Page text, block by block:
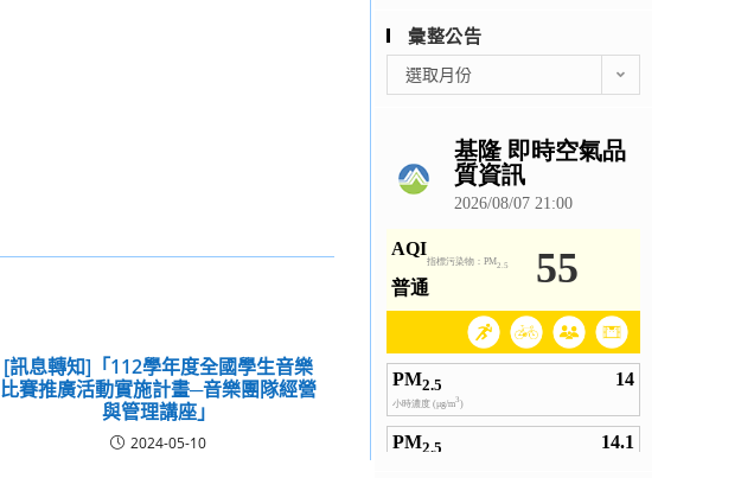
[訊息轉知]「112學年度全國學生音樂
比賽推廣活動實施計畫─音樂團隊經營
與管理講座」
2024-05-10
彙整公告
整
選取月份